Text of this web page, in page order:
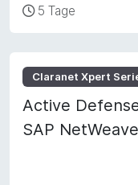
5 Tage
Claranet Xpert
Active
SAP